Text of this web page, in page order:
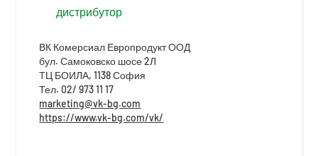
дистрибутор
ВК Комерсиал Европродукт ООД
бул. Самоковско шосе 2Л
ТЦ БОИЛА, 1138 София
Тел. 02/ 973 11 17
marketing@vk-bg.com
https://www.vk-bg.com/vk/